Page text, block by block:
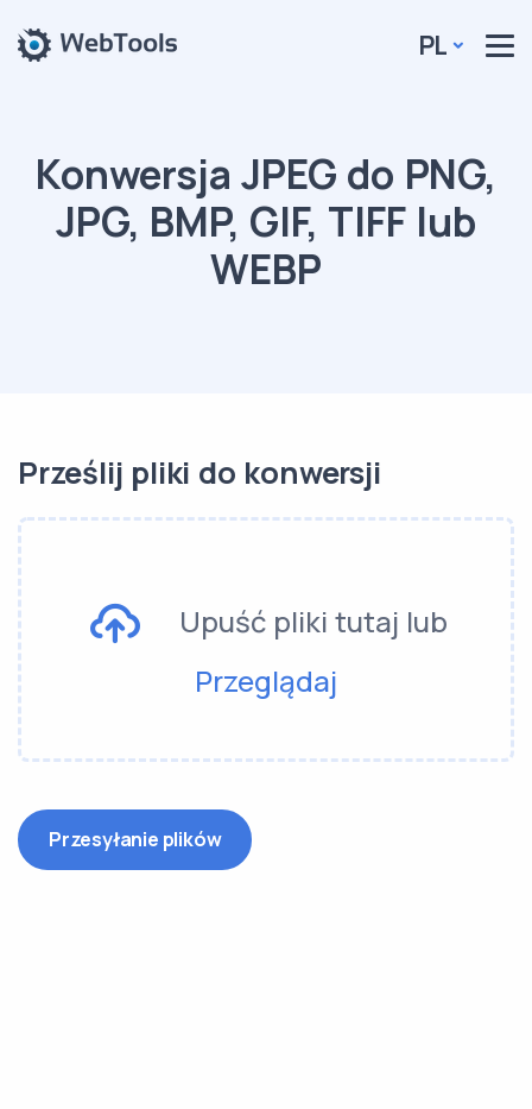
PL
Konwersja JPEG do PNG,
JPG, BMP, GIF, TIFF lub
WEBP
Prześlij pliki do konwersji
Upuść pliki tutaj lub
Przeglądaj